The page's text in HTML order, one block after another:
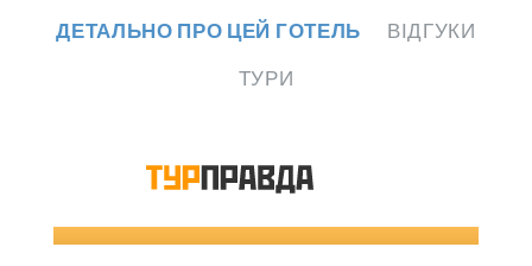
ДЕТАЛЬНО ПРО ЦЕЙ ГОТЕЛЬ
ВІДГУКИ
ТУРИ